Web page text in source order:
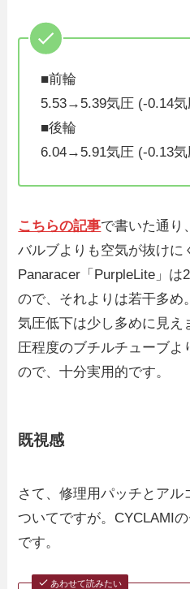
■前輪
5.53→5.39気圧 (-0.14気
■後輪
6.04→5.91気圧 (-0.13気
こちらの記事で書いた通り
バルブよりも空気が抜けに
Panaracer「PurpleLite」は
ので、それよりは若干多め
気圧低下は少し多めに見え
圧程度のブチルチューブよ
ので、十分実用的です。
既視感
さて、修理用パッチとアル
ついてですが。CYCLAMI
です。
あわせて読みたい